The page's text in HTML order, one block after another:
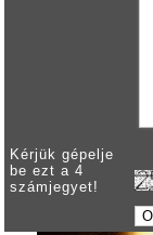
Kérjük gépelje
be ezt a 4
számjegyet!